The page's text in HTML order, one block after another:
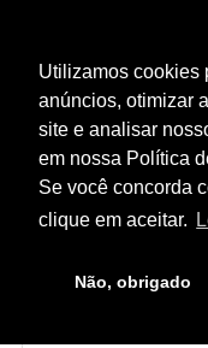
Utilizamos cookies
anúncios, otimizar
site e analisar
em nossa Política
Se você concorda
clique em aceitar.
Não, obrigado
HOME
Vitor Petrino